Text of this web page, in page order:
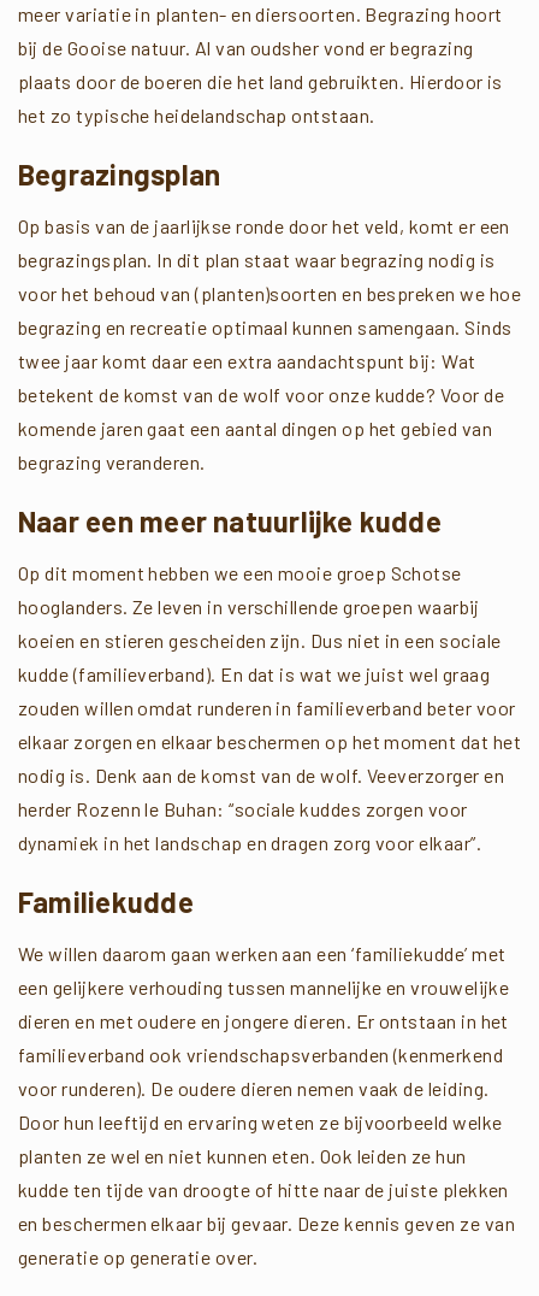
meer variatie in planten- en diersoorten. Begrazing hoort
bij de Gooise natuur. Al van oudsher vond er begrazing
plaats door de boeren die het land gebruikten. Hierdoor is
het zo typische heidelandschap ontstaan.
Begrazingsplan
Op basis van de jaarlijkse ronde door het veld, komt er een
begrazingsplan. In dit plan staat waar begrazing nodig is
voor het behoud van (planten)soorten en bespreken we hoe
begrazing en recreatie optimaal kunnen samengaan. Sinds
twee jaar komt daar een extra aandachtspunt bij: Wat
betekent de komst van de wolf voor onze kudde? Voor de
komende jaren gaat een aantal dingen op het gebied van
begrazing veranderen.
Naar een meer natuurlijke kudde
Op dit moment hebben we een mooie groep Schotse
hooglanders. Ze leven in verschillende groepen waarbij
koeien en stieren gescheiden zijn. Dus niet in een sociale
kudde (familieverband). En dat is wat we juist wel graag
zouden willen omdat runderen in familieverband beter voor
elkaar zorgen en elkaar beschermen op het moment dat het
nodig is. Denk aan de komst van de wolf. Veeverzorger en
herder Rozenn le Buhan: “sociale kuddes zorgen voor
dynamiek in het landschap en dragen zorg voor elkaar”.
Familiekudde
We willen daarom gaan werken aan een ‘familiekudde’ met
een gelijkere verhouding tussen mannelijke en vrouwelijke
dieren en met oudere en jongere dieren. Er ontstaan in het
familieverband ook vriendschapsverbanden (kenmerkend
voor runderen). De oudere dieren nemen vaak de leiding.
Door hun leeftijd en ervaring weten ze bijvoorbeeld welke
planten ze wel en niet kunnen eten. Ook leiden ze hun
kudde ten tijde van droogte of hitte naar de juiste plekken
en beschermen elkaar bij gevaar. Deze kennis geven ze van
generatie op generatie over.